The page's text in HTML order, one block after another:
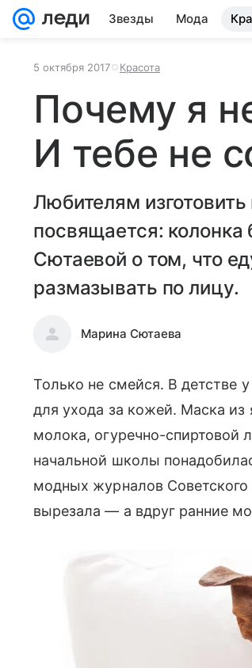
Звезды Мода
5 октября 2017 Красота
Почему я
И тебе не
Любителям
посвящается:
Сютаевой о том, что
размазывать по лицу.
Марина Сютаева
Только не смейся. В детстве
для ухода за кожей. Маска из
молока, огуречно-спиртовой
начальной школы
модных журналов Советского
вырезала — а вдруг ранние